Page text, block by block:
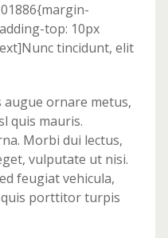
top: 10px
Nunc tincidunt, elit
augue ornare metus,
quis mauris.
Morbi dui lectus,
vulputate ut nisi.
feugiat vehicula,
porttitor turpis